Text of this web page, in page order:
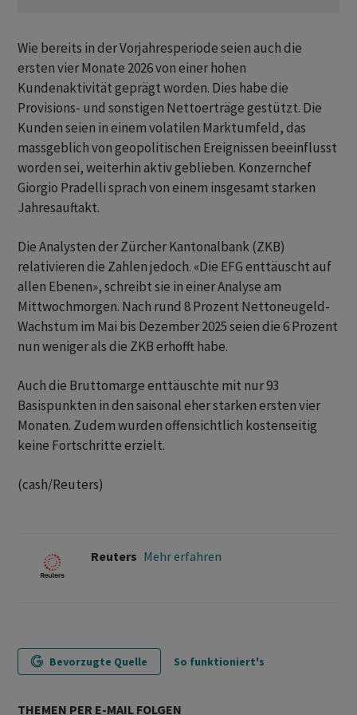
Wie bereits in ​der Vorjahresperiode ​seien auch die
⁠ersten vier Monate 2026 von einer hohen ​
Kundenaktivität geprägt worden. ⁠Dies habe die
Provisions- und sonstigen Nettoerträge gestützt. ‌Die
Kunden seien in einem volatilen Marktumfeld, das
massgeblich von geopolitischen Ereignissen beeinflusst
worden sei, weiterhin aktiv ‌geblieben. Konzernchef
Giorgio Pradelli sprach von ​einem insgesamt starken
Jahresauftakt.
Die Analysten der Zürcher Kantonalbank (ZKB)
relativieren die Zahlen jedoch. «Die EFG enttäuscht auf
allen Ebenen», schreibt sie in einer Analyse am
Mittwochmorgen. Nach rund 8 Prozent Nettoneugeld-
Wachstum im Mai bis Dezember 2025 seien die 6 Prozent
nun weniger als die ZKB erhofft habe.
Auch die Bruttomarge enttäuschte mit nur 93
Basispunkten in den saisonal eher starken ersten vier
Monaten. Zudem wurden offensichtlich kostenseitig
keine Fortschritte erzielt.
(cash/Reuters)
Reuters Mehr erfahren
Bevorzugte Quelle So funktioniert's
THEMEN PER E-MAIL FOLGEN